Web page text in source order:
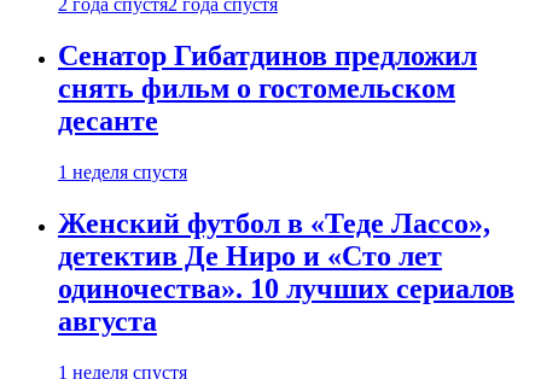
2 года спустя2 года спустя
Сенатор Гибатдинов предложил
снять фильм о гостомельском
десанте
1 неделя спустя
Женский футбол в «Теде Лассо»,
детектив Де Ниро и «Сто лет
одиночества». 10 лучших сериалов
августа
1 неделя спустя